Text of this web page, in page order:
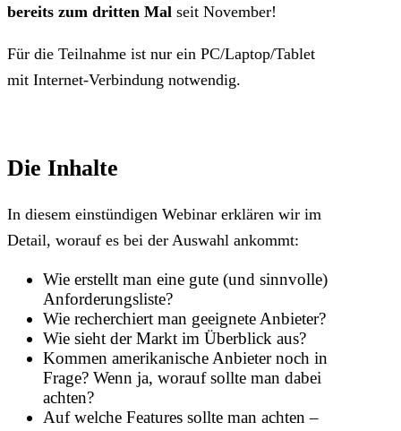
bereits zum dritten Mal seit November!
Für die Teilnahme ist nur ein PC/Laptop/Tablet
mit Internet-Verbindung notwendig.
Die Inhalte
In diesem einstündigen Webinar erklären wir im
Detail, worauf es bei der Auswahl ankommt:
Wie erstellt man eine gute (und sinnvolle)
Anforderungsliste?
Wie recherchiert man geeignete Anbieter?
Wie sieht der Markt im Überblick aus?
Kommen amerikanische Anbieter noch in
Frage? Wenn ja, worauf sollte man dabei
achten?
Auf welche Features sollte man achten –